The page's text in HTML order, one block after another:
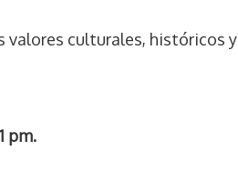
valores culturales, históricos y
pm.